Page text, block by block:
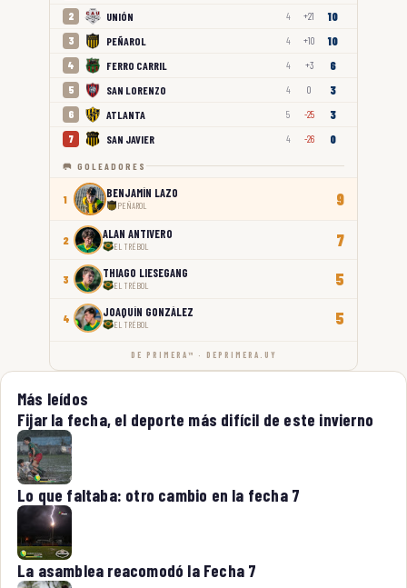
2 UNIÓN 4 +21 10
3 PEÑAROL 4 +10 10
4 FERRO CARRIL 4 +3 6
5 SAN LORENZO 4 0 3
6 ATLANTA 5 -25 3
7 SAN JAVIER 4 -26 0
🥅 GOLEADORES
1 BENJAMÍN LAZO
PEÑAROL 9
2 ALAN ANTIVERO
EL TRÉBOL 7
3 THIAGO LIESEGANG
EL TRÉBOL 5
4 JOAQUÍN GONZÁLEZ
EL TRÉBOL 5
DE PRIMERA™ · DEPRIMERA.UY
Más leídos
Fijar la fecha, el deporte más difícil de este invierno
Lo que faltaba: otro cambio en la fecha 7
La asamblea reacomodó la Fecha 7